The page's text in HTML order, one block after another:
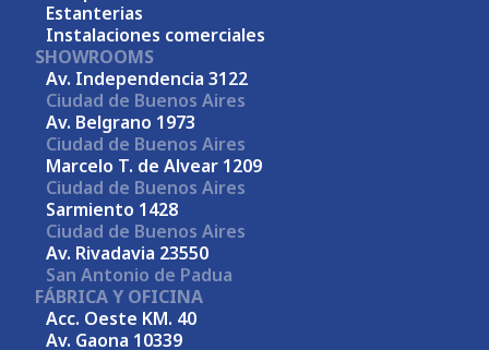
Estanterias
Instalaciones comerciales
SHOWROOMS
Av. Independencia 3122
Ciudad de Buenos Aires
Av. Belgrano 1973
Ciudad de Buenos Aires
Marcelo T. de Alvear 1209
Ciudad de Buenos Aires
Sarmiento 1428
Ciudad de Buenos Aires
Av. Rivadavia 23550
San Antonio de Padua
FÁBRICA Y OFICINA
Acc. Oeste KM. 40
Av. Gaona 10339